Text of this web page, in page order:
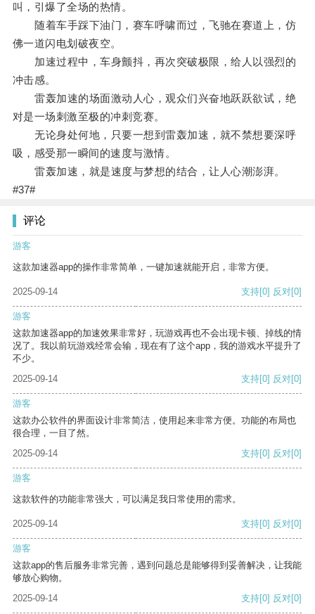
叫，引爆了全场的热情。
随着车手踩下油门，赛车呼啸而过，飞驰在赛道上，仿
佛一道闪电划破夜空。
加速过程中，车身颤抖，再次突破极限，给人以强烈的
冲击感。
雷轰加速的场面激动人心，观众们兴奋地跃跃欲试，绝
对是一场刺激至极的冲刺竞赛。
无论身处何地，只要一想到雷轰加速，就不禁想要深呼
吸，感受那一瞬间的速度与激情。
雷轰加速，就是速度与梦想的结合，让人心潮澎湃。
#37#
评论
游客
这款加速器app的操作非常简单，一键加速就能开启，非常方便。
2025-09-14 支持[0] 反对[0]
游客
这款加速器app的加速效果非常好，玩游戏再也不会出现卡顿、掉线的情
况了。我以前玩游戏经常会输，现在有了这个app，我的游戏水平提升了
不少。
2025-09-14
支持[0] 反对[0]
游客
这款办公软件的界面设计非常简洁，使用起来非常方便。功能的布局也
很合理，一目了然。
2025-09-14
支持[0] 反对[0]
游客
这款软件的功能非常强大，可以满足我日常使用的需求。
2025-09-14 支持[0] 反对[0]
游客
这款app的售后服务非常完善，遇到问题总是能够得到妥善解决，让我能
够放心购物。
2025-09-14
支持[0] 反对[0]